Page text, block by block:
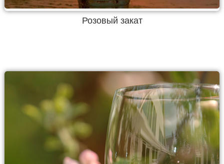
Розовый закат